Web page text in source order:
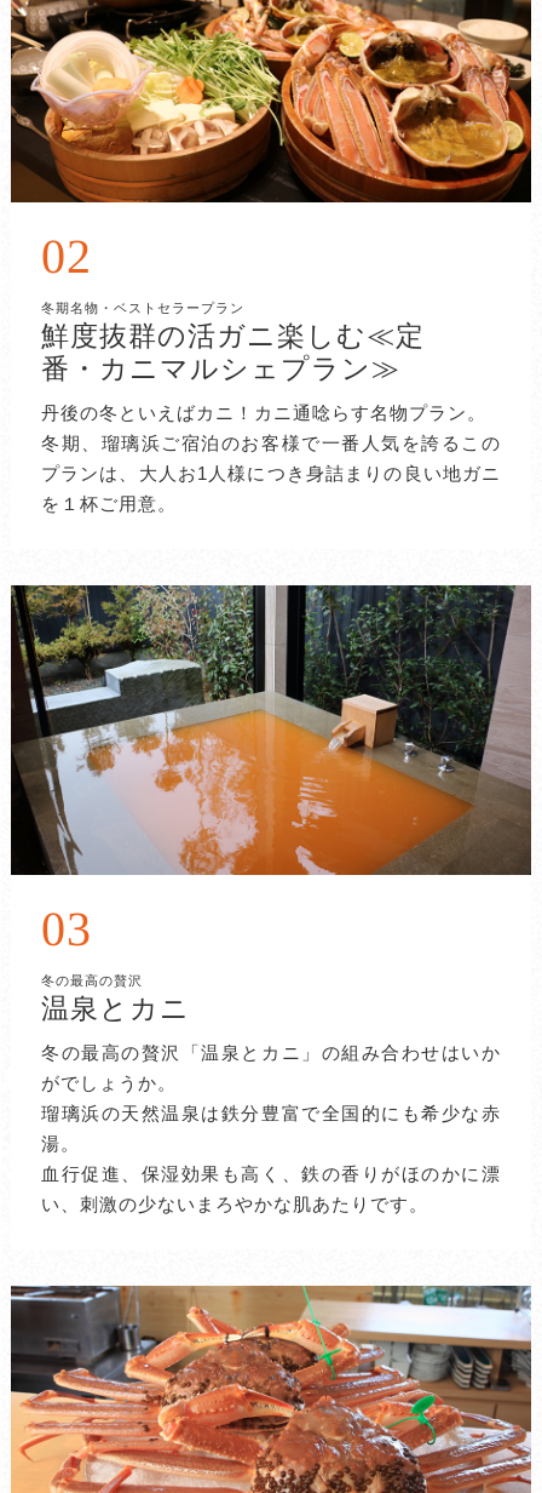
02
冬期名物・ベストセラープラン
鮮度抜群の活ガニ楽しむ≪定
番・カニマルシェプラン≫
丹後の冬といえばカニ！カニ通唸らす名物プラン。
冬期、瑠璃浜ご宿泊のお客様で一番人気を誇るこの
プランは、大人お1人様につき身詰まりの良い地ガニ
を１杯ご用意。
03
冬の最高の贅沢
温泉とカニ
冬の最高の贅沢「温泉とカニ」の組み合わせはいか
がでしょうか。
瑠璃浜の天然温泉は鉄分豊富で全国的にも希少な赤
湯。
血行促進、保湿効果も高く、鉄の香りがほのかに漂
い、刺激の少ないまろやかな肌あたりです。